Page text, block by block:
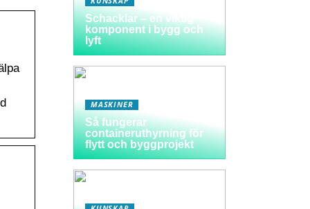
Schacklar – en viktig
komponent i bygg och
lyft
MASKINER
Så fungerar
containeruthyrning för
flytt och byggprojekt